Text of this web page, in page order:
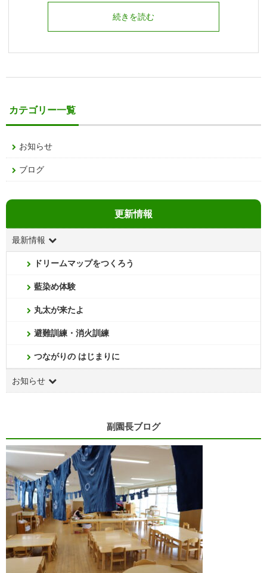
続きを読む
カテゴリー一覧
お知らせ
ブログ
更新情報
最新情報
ドリームマップをつくろう
藍染め体験
丸太が来たよ
避難訓練・消火訓練
つながりの はじまりに
お知らせ
副園長ブログ